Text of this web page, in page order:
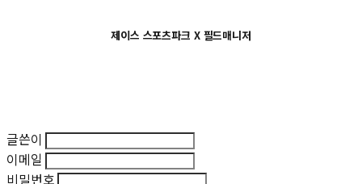
제이스 스포츠파크 X 필드매니저
글쓴이
이메일
비밀번호